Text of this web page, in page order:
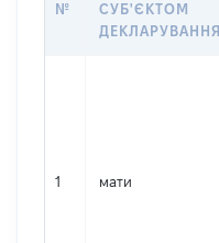
№
СУБ'ЄКТОМ
ДЕКЛАРУВАННЯ
1 мати